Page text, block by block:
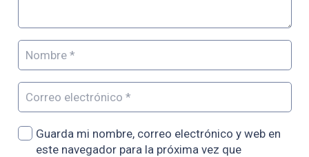
Guarda mi nombre, correo electrónico y web en
este navegador para la próxima vez que